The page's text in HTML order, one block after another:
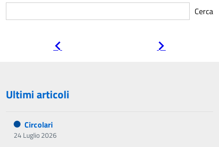
Cerca
Ultimi articoli
Circolari
24 Luglio 2026